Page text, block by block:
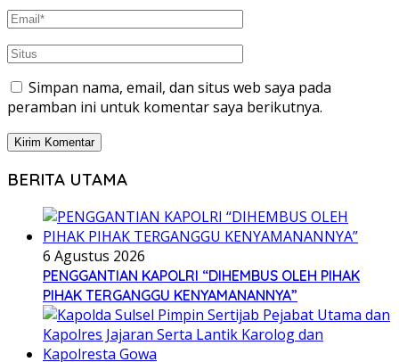
Simpan nama, email, dan situs web saya pada
peramban ini untuk komentar saya berikutnya.
BERITA UTAMA
6 Agustus 2026
PENGGANTIAN KAPOLRI “DIHEMBUS OLEH PIHAK
PIHAK TERGANGGU KENYAMANANNYA”